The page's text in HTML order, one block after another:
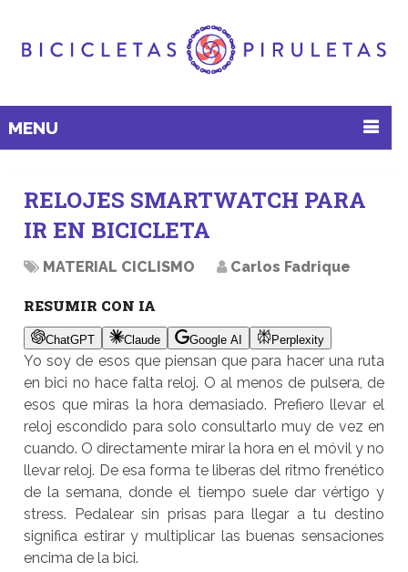
MENU
RELOJES SMARTWATCH PARA
IR EN BICICLETA
MATERIAL CICLISMO Carlos Fadrique
RESUMIR CON IA
ChatGPT Claude Google AI Perplexity
Yo soy de esos que piensan que para hacer una ruta
en bici no hace falta reloj. O al menos de pulsera, de
esos que miras la hora demasiado. Prefiero llevar el
reloj escondido para solo consultarlo muy de vez en
cuando. O directamente mirar la hora en el móvil y no
llevar reloj. De esa forma te liberas del ritmo frenético
de la semana, donde el tiempo suele dar vértigo y
stress. Pedalear sin prisas para llegar a tu destino
significa estirar y multiplicar las buenas sensaciones
encima de la bici.